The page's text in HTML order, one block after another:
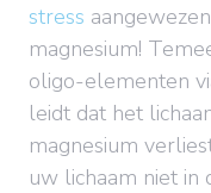
stress
magnesium!
oligo-elementen
leidt dat het
magnesium
uw lichaam niet in